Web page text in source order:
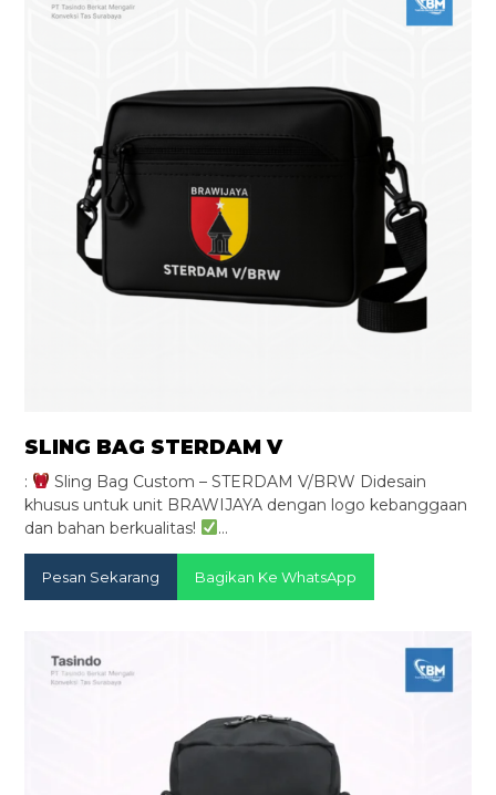
SLING BAG STERDAM V
:
Sling Bag Custom – STERDAM V/BRW Didesain
khusus untuk unit BRAWIJAYA dengan logo kebanggaan
dan bahan berkualitas!
…
Pesan Sekarang Bagikan Ke WhatsApp